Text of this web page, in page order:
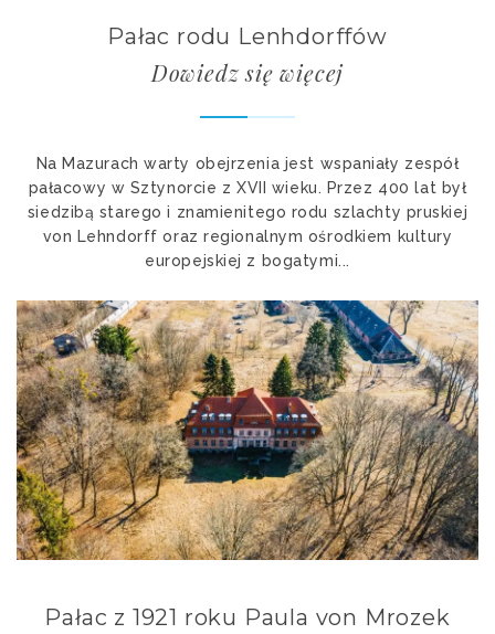
Pałac rodu Lenhdorffów
Dowiedz się więcej
Na Mazurach warty obejrzenia jest wspaniały zespół
pałacowy w Sztynorcie z XVII wieku. Przez 400 lat był
siedzibą starego i znamienitego rodu szlachty pruskiej
von Lehndorff oraz regionalnym ośrodkiem kultury
europejskiej z bogatymi...
Pałac z 1921 roku Paula von Mrozek